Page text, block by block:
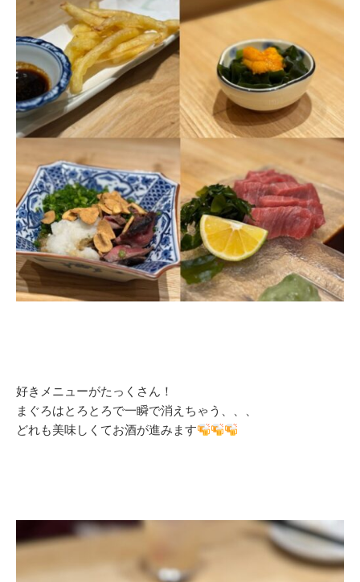
好きメニューがたっくさん！
まぐろはとろとろで一瞬で消えちゃう、、、
どれも美味しくてお酒が進みます